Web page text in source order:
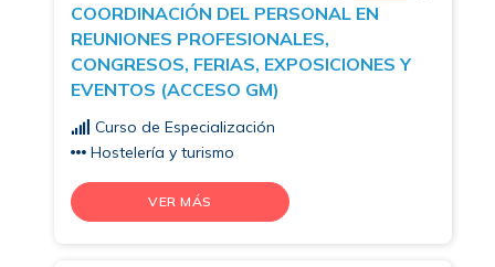
COORDINACIÓN DEL PERSONAL EN
REUNIONES PROFESIONALES,
CONGRESOS, FERIAS, EXPOSICIONES Y
EVENTOS (ACCESO GM)
Curso de Especialización
Hostelería y turismo
VER MÁS